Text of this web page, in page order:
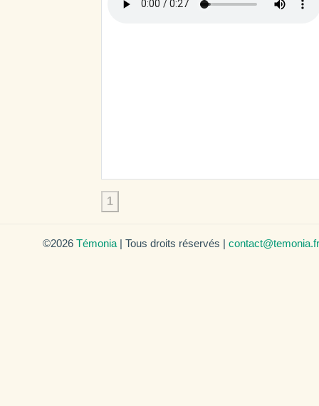
1
©2026 Témonia | Tous droits réservés | contact@temonia.fr